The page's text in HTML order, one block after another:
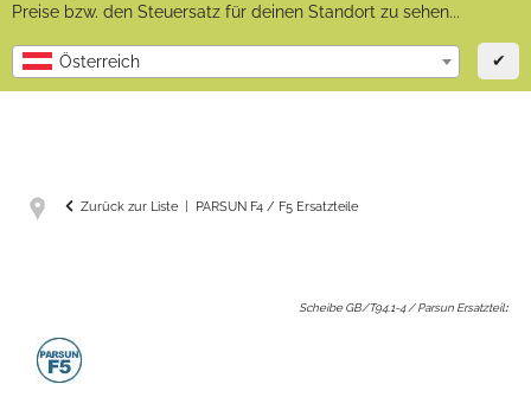
Preise bzw. den Steuersatz für deinen Standort zu sehen...
Österreich ✔
Zurück zur Liste PARSUN F4 / F5 Ersatzteile
Scheibe GB/T94.1-4 / Parsun Ersatzteil: